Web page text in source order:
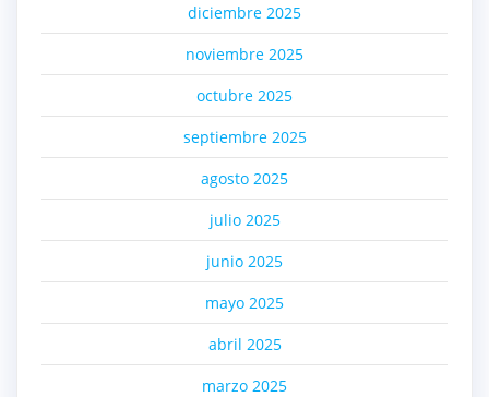
diciembre 2025
noviembre 2025
octubre 2025
septiembre 2025
agosto 2025
julio 2025
junio 2025
mayo 2025
abril 2025
marzo 2025